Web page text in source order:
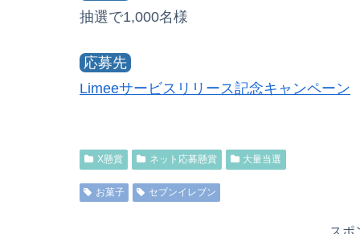
抽選で1,000名様
応募先
Limeeサービスリリース記念キャンペーン
X懸賞 ネット応募懸賞 大量当選
お菓子 セブンイレブン